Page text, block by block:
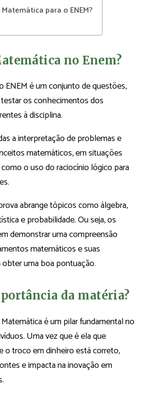
para o ENEM?
no Enem?
ENEM é um conjunto de questões,
os conhecimentos dos
à disciplina.
a interpretação de problemas e
matemáticos, em situações
o uso do raciocínio lógico para
abrange tópicos como álgebra,
e probabilidade. Ou seja, os
demonstrar uma compreensão
matemáticos e suas
obter uma boa pontuação.
da matéria?
é um pilar fundamental no
Uma vez que é ela que
o troco em dinheiro está correto,
e impacta na inovação em